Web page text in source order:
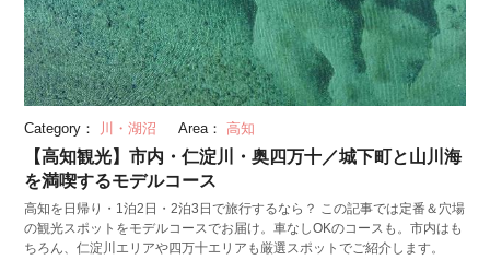
Category： 川・湖沼 Area： 高知
【高知観光】市内・仁淀川・奥四万十／城下町と山川海
を満喫するモデルコース
高知を日帰り・1泊2日・2泊3日で旅行するなら？ この記事では定番＆穴場
の観光スポットをモデルコースでお届け。車なしOKのコースも。市内はも
ちろん、仁淀川エリアや四万十エリアも厳選スポットでご紹介します。